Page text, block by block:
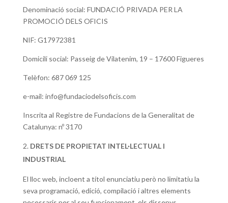
Denominació social: FUNDACIÓ PRIVADA PER LA
PROMOCIÓ DELS OFICIS
NIF: G17972381
Domicili social: Passeig de Vilatenim, 19 – 17600 Figueres
Telèfon: 687 069 125
e-mail: info@fundaciodelsoficis.com
Inscrita al Registre de Fundacions de la Generalitat de
Catalunya: nº 3170
DRETS DE PROPIETAT INTEL·LECTUAL I
INDUSTRIAL
El lloc web, incloent a títol enunciatiu però no limitatiu la
seva programació, edició, compilació i altres elements